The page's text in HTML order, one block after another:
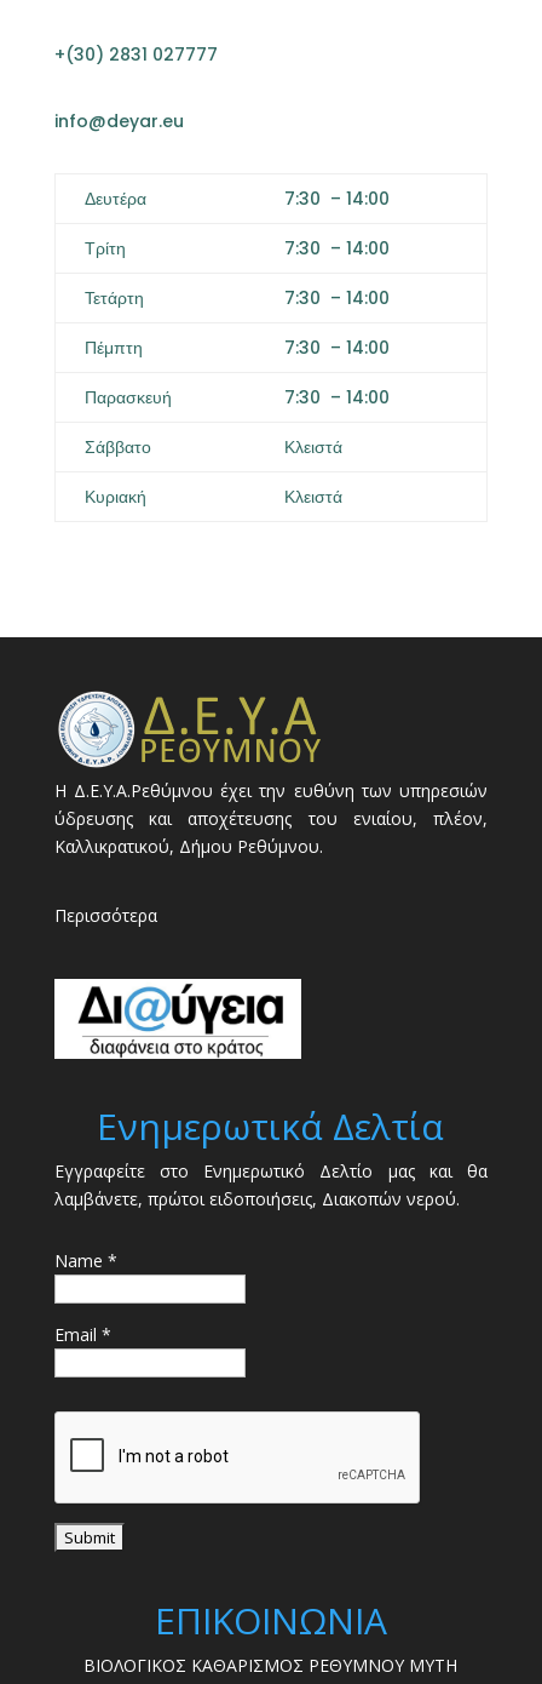
+(30) 2831 027777
info@deyar.eu
Δευτέρα 7:30 – 14:00
Τρίτη 7:30 – 14:00
Τετάρτη 7:30 – 14:00
Πέμπτη 7:30 – 14:00
Παρασκευή 7:30 – 14:00
Σάββατο Κλειστά
Κυριακή Κλειστά
Η Δ.Ε.Υ.Α.Ρεθύμνου έχει την ευθύνη των υπηρεσιών
ύδρευσης και αποχέτευσης του ενιαίου, πλέον,
Καλλικρατικού, Δήμου Ρεθύμνου.
Περισσότερα
Ενημερωτικά Δελτία
Εγγραφείτε στο Ενημερωτικό Δελτίο μας και θα
λαμβάνετε, πρώτοι ειδοποιήσεις, Διακοπών νερού.
Name *
Email *
ΕΠΙΚΟΙΝΩΝΙΑ
ΒΙΟΛΟΓΙΚΟΣ ΚΑΘΑΡΙΣΜΟΣ ΡΕΘΥΜΝΟΥ ΜΥΤΗ